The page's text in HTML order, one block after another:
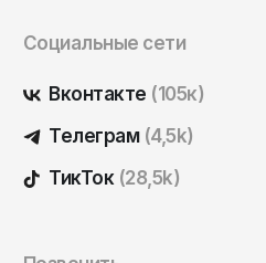
Социальные сети
Вконтакте (105к)
Телеграм (4,5k)
ТикТок (28,5k)